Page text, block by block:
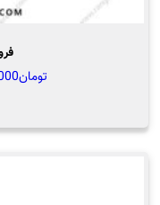
تومان